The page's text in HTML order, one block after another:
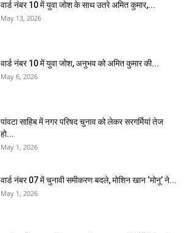
वार्ड नंबर 10 में युवा जोश के साथ उतरे अमित कुमार,...
May 13, 2026
वार्ड नंबर 10 में युवा जोश, अनुभव को अमित कुमार की...
May 6, 2026
पांवटा साहिब में नगर परिषद चुनाव को लेकर सरगर्मियां तेज
हो...
May 1, 2026
वार्ड नंबर 07 में चुनावी समीकरण बदले, मोशिन खान ‘मोनू’ ने...
May 1, 2026